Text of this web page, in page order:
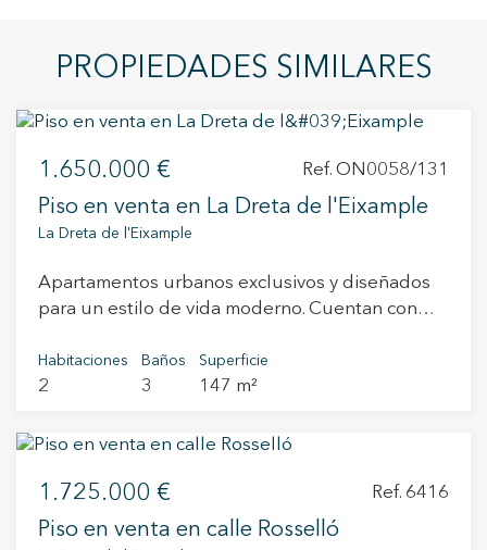
PROPIEDADES SIMILARES
1.650.000 € Ref. ON0058/131
Piso en venta en La Dreta de l'Eixample
La Dreta de l'Eixample
Apartamentos urbanos exclusivos y diseñados
para un estilo de vida moderno. Cuentan con
interioristas del Estudio Vilablanch. Se trata de
una promoción emblemática en la ciudad, que
oportunidad excepcional para formar un hogar y
uno de los barrios más exclusivos de Barcelona.
La fachada original data de 1880 y ha sido
Habitaciones
2
Baños
3
Superficie
147 m²
1.725.000 € Ref. 6416
Piso en venta en calle Rosselló